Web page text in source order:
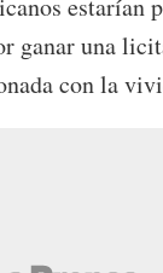
ganar una
con la